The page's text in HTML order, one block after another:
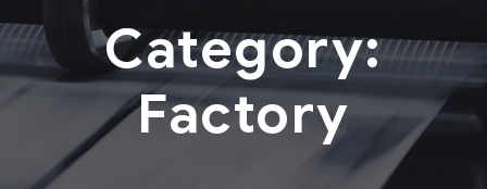
Category:
Factory